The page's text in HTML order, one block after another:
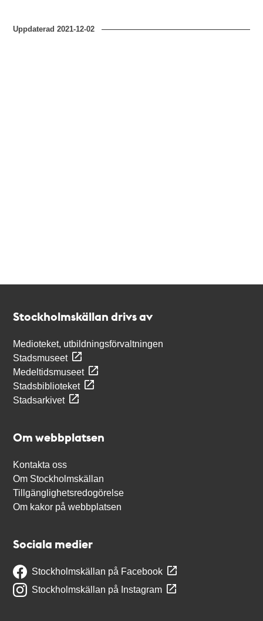
Uppdaterad2021-12-02
Stockholmskällan drivs av
Medioteket, utbildningsförvaltningen
Stadsmuseet
Medeltidsmuseet
Stadsbiblioteket
Stadsarkivet
Om webbplatsen
Kontakta oss
Om Stockholmskällan
Tillgänglighetsredogörelse
Om kakor på webbplatsen
Sociala medier
Stockholmskällan på Facebook
Stockholmskällan på Instagram